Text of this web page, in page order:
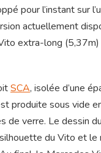
pour l’instant sur
actuellement
extra-long (5,37m)
SCA, isolée d’une
produite sous vide
de verre. Le dessin
du Vito et le